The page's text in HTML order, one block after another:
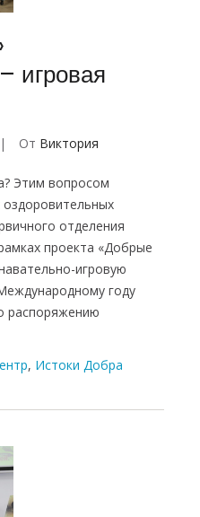
игровая
От Виктория
Этим вопросом
оздоровительных
отделения
проекта «Добрые
игровую
году
распоряжению
, Истоки Добра